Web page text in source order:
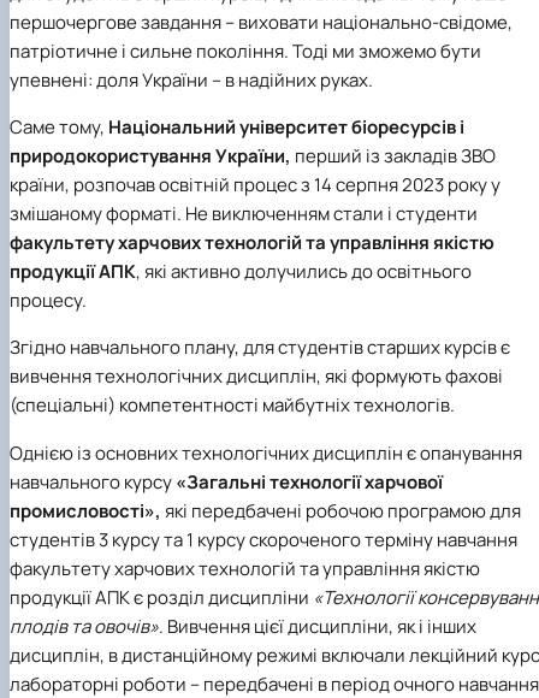
Матеріально-технічна база
Бази практичного навчання здобувачів
Інформація про акредитацію
першочергове завдання – виховати національно-свідоме,
патріотичне і сильне покоління. Тоді ми зможемо бути
упевнені: доля України – в надійних руках.
Саме тому, Національний університет біоресурсів і
природокористування України, перший із закладів ЗВО
країни, розпочав освітній процес з 14 серпня 2023 року у
змішаному форматі. Не виключенням стали і студенти
факультету харчових технологій та управління якістю
продукції АПК, які активно долучились до освітнього
процесу.
Згідно навчального плану, для студентів старших курсів є
вивчення технологічних дисциплін, які формують фахові
(спеціальні) компетентності майбутніх технологів.
Однією із основних технологічних дисциплін є опанування
навчального курсу«Загальні технології харчової
промисловості», які передбачені робочою програмою для
студентів 3 курсу та 1 курсу скороченого терміну навчання
факультету харчових технологій та управління якістю
продукції АПК є розділ дисципліни «Технології
плодів та овочів». Вивчення цієї дисципліни, як і інших
дисциплін, в дистанційному режимі включали лекційний
лабораторні роботи – передбачені в період очного навчання